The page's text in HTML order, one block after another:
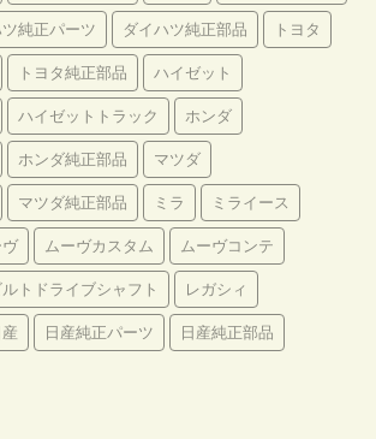
ツ純正パーツ ダイハツ純正部品 トヨタ
トヨタ純正部品 ハイゼット
ハイゼットトラック ホンダ
ホンダ純正部品 マツダ
マツダ純正部品 ミラ ミライース
ヴ ムーヴカスタム ムーヴコンテ
ルトドライブシャフト レガシィ
産 日産純正パーツ 日産純正部品